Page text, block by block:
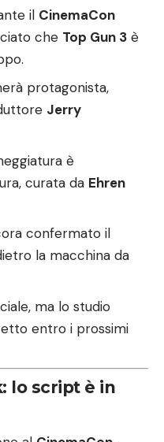
il CinemaCon
che Top Gun 3 è
protagonista,
Jerry
è
curata da Ehren
confermato il
la macchina da
ma lo studio
entro i prossimi
lo script è in